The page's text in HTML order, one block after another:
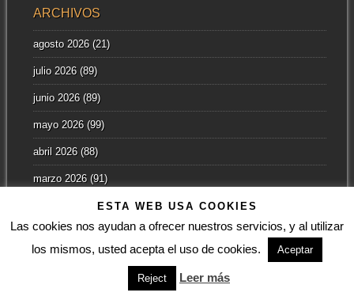
ARCHIVOS
agosto 2026(21)
julio 2026(89)
junio 2026(89)
mayo 2026(99)
abril 2026(88)
marzo 2026(91)
(53)
enero 2026(26)
diciembre 2025
ESTA WEB USA COOKIES
Las cookies nos ayudan a ofrecer nuestros servicios, y al utilizar
los mismos, usted acepta el uso de cookies.
Aceptar
Reject Leer más